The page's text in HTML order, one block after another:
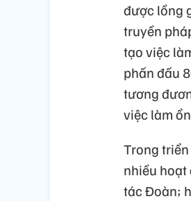
được lồng
truyền
tạo việc
phấn đấu
tương
việc làm
Trong
nhiều
tác Đoàn;